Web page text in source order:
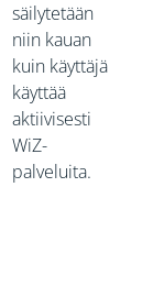
säilytetään
niin kauan
kuin käyttäjä
käyttää
aktiivisesti
WiZ-
palveluita.